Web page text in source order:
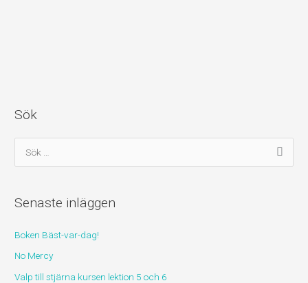
Sök
ö
e
t
e
r
Senaste inläggen
Boken Bäst-var-dag!
No Mercy
Valp till stjärna kursen lektion 5 och 6